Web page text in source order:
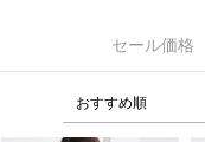
セール価格